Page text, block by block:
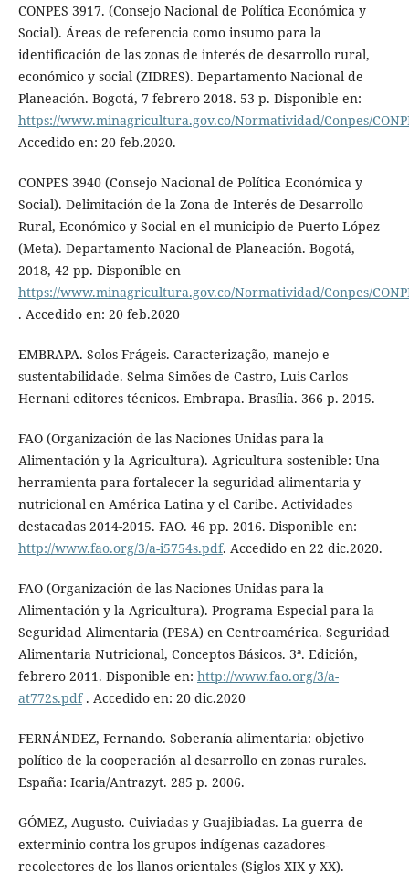
CONPES 3917. (Consejo Nacional de Política Económica y
Social). Áreas de referencia como insumo para la
identificación de las zonas de interés de desarrollo rural,
económico y social (ZIDRES). Departamento Nacional de
Planeación. Bogotá, 7 febrero 2018. 53 p. Disponible en:
https://www.minagricultura.gov.co/Normatividad/Conpes/
Accedido en: 20 feb.2020.
CONPES 3940 (Consejo Nacional de Política Económica y
Social). Delimitación de la Zona de Interés de Desarrollo
Rural, Económico y Social en el municipio de Puerto López
(Meta). Departamento Nacional de Planeación. Bogotá,
2018, 42 pp. Disponible en
https://www.minagricultura.gov.co/Normatividad/Conpes/
. Accedido en: 20 feb.2020
EMBRAPA. Solos Frágeis. Caracterização, manejo e
sustentabilidade. Selma Simões de Castro, Luis Carlos
Hernani editores técnicos. Embrapa. Brasília. 366 p. 2015.
FAO (Organización de las Naciones Unidas para la
Alimentación y la Agricultura). Agricultura sostenible: Una
herramienta para fortalecer la seguridad alimentaria y
nutricional en América Latina y el Caribe. Actividades
destacadas 2014-2015. FAO. 46 pp. 2016. Disponible en:
http://www.fao.org/3/a-i5754s.pdf. Accedido en 22 dic.2020.
FAO (Organización de las Naciones Unidas para la
Alimentación y la Agricultura). Programa Especial para la
Seguridad Alimentaria (PESA) en Centroamérica. Seguridad
Alimentaria Nutricional, Conceptos Básicos. 3ª. Edición,
febrero 2011. Disponible en: http://www.fao.org/3/a-
at772s.pdf. Accedido en: 20 dic.2020
FERNÁNDEZ, Fernando. Soberanía alimentaria: objetivo
político de la cooperación al desarrollo en zonas rurales.
España: Icaria/Antrazyt. 285 p. 2006.
GÓMEZ, Augusto. Cuiviadas y Guajibiadas. La guerra de
exterminio contra los grupos indígenas cazadores-
recolectores de los llanos orientales (Siglos XIX y XX).